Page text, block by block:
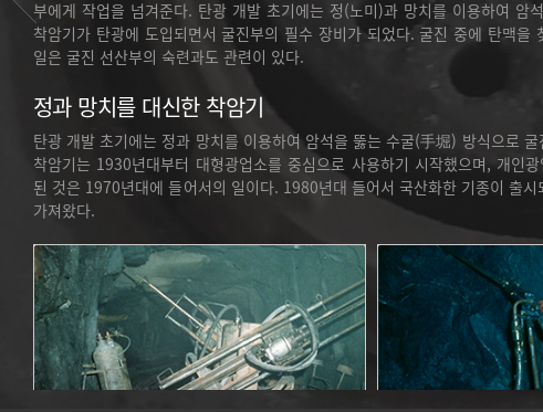
부에게 작업을 넘겨준다. 탄광 개발 초기에는 정(노미)과 망치를 이용하여 암
착암기가 탄광에 도입되면서 굴진부의 필수 장비가 되었다. 굴진 중에 탄맥을
일은 굴진 선산부의 숙련과도 관련이 있다.
정과 망치를 대신한 착암기
탄광 개발 초기에는 정과 망치를 이용하여 암석을 뚫는 수굴(手堀) 방식으로
착암기는 1930년대부터 대형광업소를 중심으로 사용하기 시작했으며, 개인
된 것은 1970년대에 들어서의 일이다. 1980년대 들어서 국산화한 기종이 출
가져왔다.